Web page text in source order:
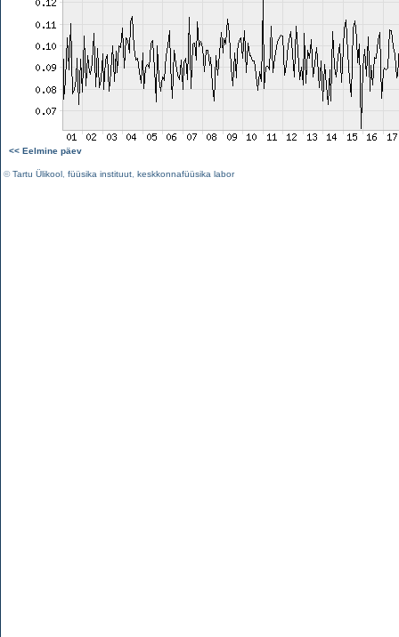
<< Eelmine päev
©Tartu Ülikool füüsika instituut keskkonnafüüsika labor